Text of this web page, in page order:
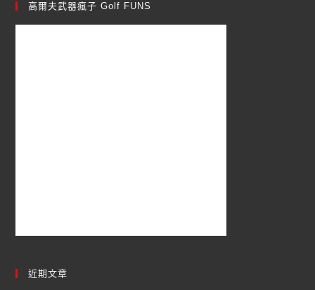
高爾夫武器瘋子 Golf FUNS
近期文章